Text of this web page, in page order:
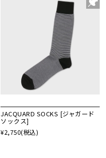
JACQUARD SOCKS [ジャガード
ソックス]
¥2,750(税込)